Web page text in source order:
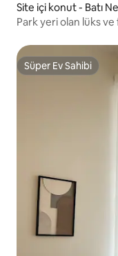
Site içi konut - Batı
Park yeri olan lüks
Süper Ev Sahibi
Süper Ev Sahibi